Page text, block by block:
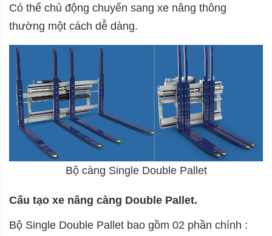
Có thể chủ động chuyển sang xe nâng thông
thường một cách dễ dàng.
Bộ càng Single Double Pallet
Cấu tạo xe nâng càng Double Pallet.
Bộ Single Double Pallet bao gồm 02 phần chính :